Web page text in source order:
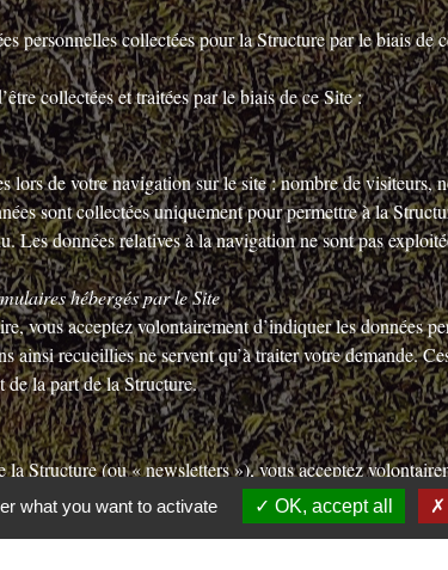
personnelles collectées pour la Structure par le biais de
collectées et traitées par le biais de ce Site :
lors de votre navigation sur le site : nombre de visiteurs,
sont collectées uniquement pour permettre à la
Les données relatives à la navigation ne sont pas
hébergés par le Site
vous acceptez volontairement d’indiquer les données
recueillies ne servent qu’à traiter votre demande.
de la part de la Structure.
Structure (ou « newsletters »), vous acceptez
de la Structure après inscription, vous pouvez vous
Les adresses e-mail ainsi recueillies ne servent qu’à
what you want to activate OK, accept all